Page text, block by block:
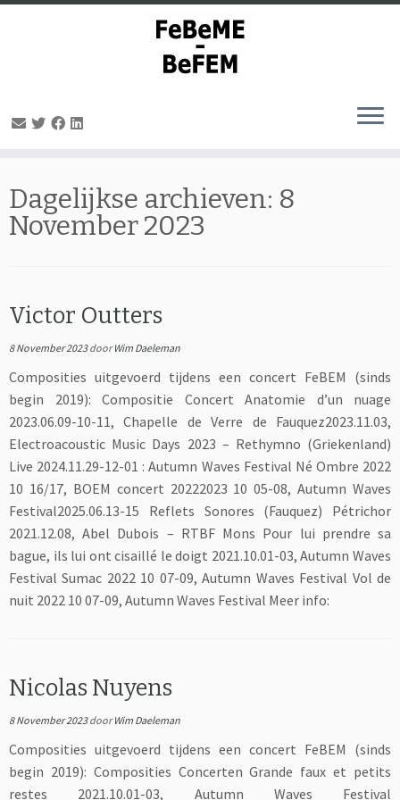
naar
inhoud
Dagelijkse archieven: 8
November 2023
Victor Outters
8 November 2023 doorWim Daeleman
Composities uitgevoerd tijdens een concert FeBEM (sinds
begin 2019): Compositie Concert Anatomie d’un nuage
2023.06.09-10-11, Chapelle de Verre de Fauquez2023.11.03,
Electroacoustic Music Days 2023 – Rethymno (Griekenland)
Live 2024.11.29-12-01 : Autumn Waves Festival Né Ombre 2022
10 16/17, BOEM concert 20222023 10 05-08, Autumn Waves
Festival2025.06.13-15 Reflets Sonores (Fauquez) Pétrichor
2021.12.08, Abel Dubois – RTBF Mons Pour lui prendre sa
bague, ils lui ont cisaillé le doigt 2021.10.01-03, Autumn Waves
Festival Sumac 2022 10 07-09, Autumn Waves Festival Vol de
nuit 2022 10 07-09, Autumn Waves Festival Meer info:
Nicolas Nuyens
8 November 2023 doorWim Daeleman
Composities uitgevoerd tijdens een concert FeBEM (sinds
begin 2019): Composities Concerten Grande faux et petits
restes 2021.10.01-03, Autumn Waves Festival